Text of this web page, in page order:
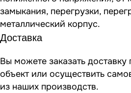
замыкания, перегрузки,
металлический корпус.
Доставка
Вы можете заказать
объект или осуществить
из наших производств.